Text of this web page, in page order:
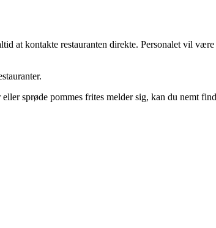
at kontakte restauranten direkte. Personalet vil
sprøde pommes frites melder sig, kan du nemt